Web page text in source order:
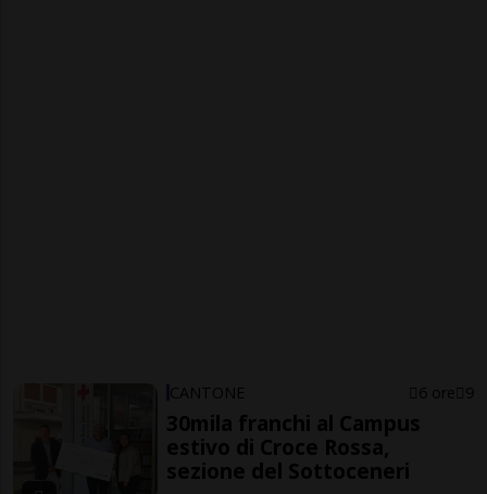
CANTONE 6 ore 9
30mila franchi al Campus
estivo di Croce Rossa,
sezione del Sottoceneri